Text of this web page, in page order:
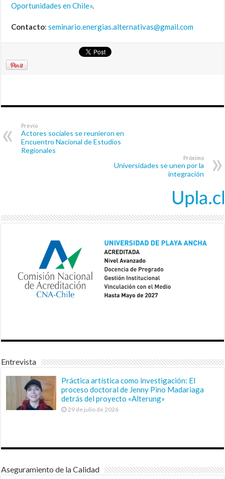
Oportunidades en Chile».
Contacto:seminario.energias.alternativas@gmail.com
Previo
Actores sociales se reunieron en
Encuentro Nacional de Estudios
Regionales
Próximo
Universidades se unen por la
integración
Entrevista
Práctica artística como investigación: El
proceso doctoral de Jenny Pino Madariaga
detrás del proyecto «Alterung»
29 de julio de 2026
Aseguramiento de la Calidad